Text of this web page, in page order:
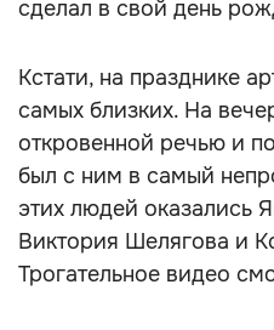
сделал в свой день
Кстати, на празднике
самых близких. На
откровенной речью и
был с ним в самый
этих людей оказались
Виктория Шелягова и
Трогательное видео